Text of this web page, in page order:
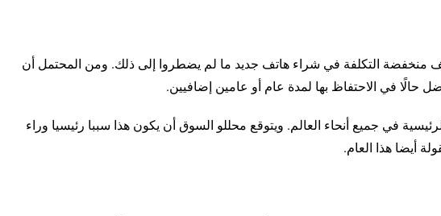
منخفضة التكلفة في شراء هاتف جديد ما لم يضطروا إلى ذلك. ومن المحتمل أن
حالًا في الاحتفاظ بها لمدة عام أو عامين إضافيين.
في جميع أنحاء العالم. ويتوقع محللو السوق أن يكون هذا سببا رئيسيا وراء
أيضا هذا العام.